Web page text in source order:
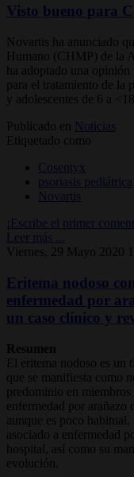
Visto bueno para
Novartis ha anunciado
Humano (CHMP) de la
ha adoptado una
para el tratamiento de la
y adolescentes de 6 a <18
Publicado en
Noticias
Etiquetado como
Cosentyx
psoriasis pediátrica
Novartis
¡Escribe el primer
Leer más ...
Viernes, 29 Mayo 2020
Eritema nodoso
enfermedad por
un caso clínico y
Resumen
El eritema nodoso es un
que se manifiesta como
predominio en miembros
enfermedad por arañazo
aunque es poco
asociado a enfermedad
hospital, así como su
evolución.